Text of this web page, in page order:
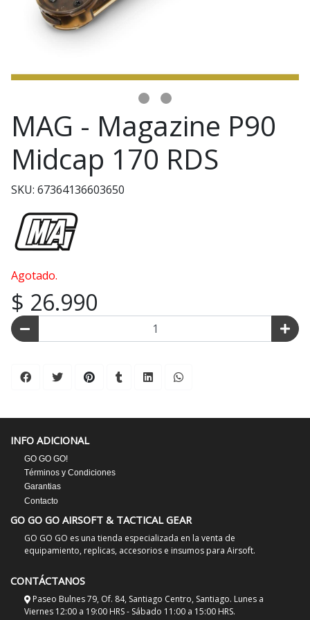
MAG - Magazine P90
Midcap 170 RDS
SKU: 67364136603650
Agotado.
$ 26.990
INFO ADICIONAL
GO GO GO!
Términos y Condiciones
Garantias
Contacto
GO GO GO AIRSOFT & TACTICAL GEAR
GO GO GO es una tienda especializada en la venta de
equipamiento, replicas, accesorios e insumos para Airsoft.
CONTÁCTANOS
Paseo Bulnes 79, Of. 84, Santiago Centro, Santiago. Lunes a
Viernes 12:00 a 19:00 HRS - Sábado 11:00 a 15:00 HRS.